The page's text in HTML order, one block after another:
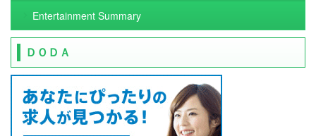
Entertainment Summary
ＤＯＤＡ